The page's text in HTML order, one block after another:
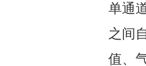
单通
之间
值、